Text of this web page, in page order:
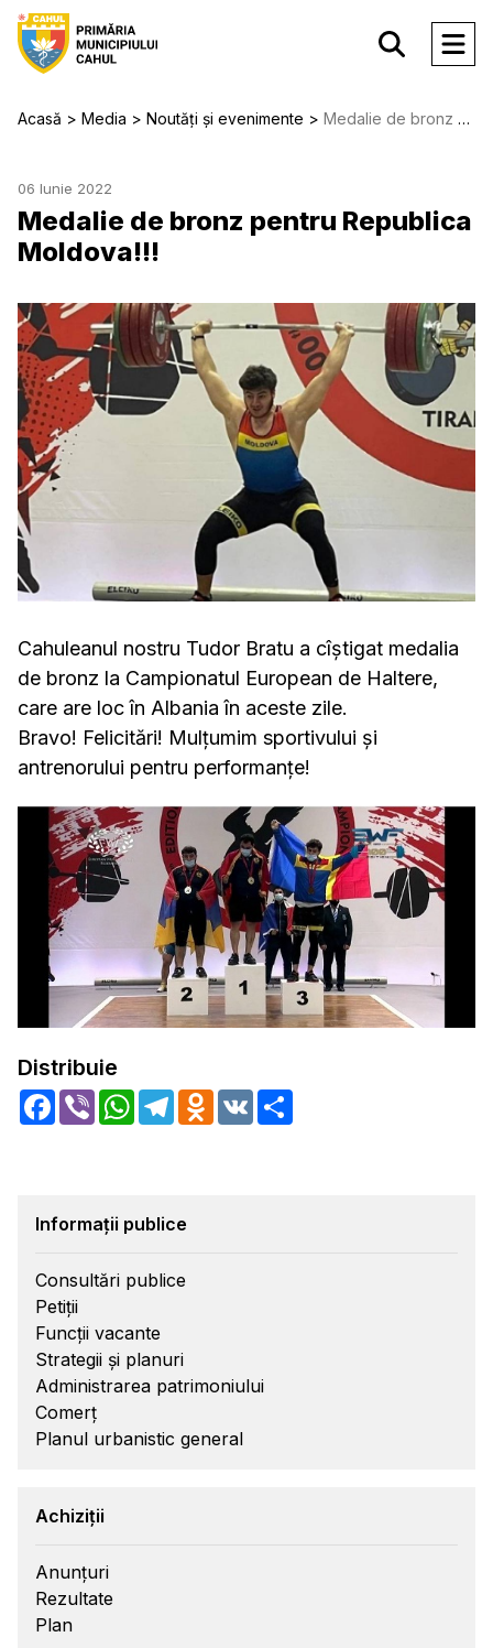
Acasă Media Noutăți și evenimente Medalie de bronz pentru Republica Moldova!!!
06 Iunie 2022
Medalie de bronz pentru Republica
Moldova!!!
Cahuleanul nostru Tudor Bratu a cîștigat medalia
de bronz la Campionatul European de Haltere,
care are loc în Albania în aceste zile.
Bravo! Felicitări! Mulțumim sportivului și
antrenorului pentru performanțe!
Distribuie
Facebook
Viber WhatsApp
TelegramOdnoklassniki
VK
Informații publice
Consultări publice
Petiții
Funcții vacante
Strategii și planuri
Administrarea patrimoniului
Comerț
Planul urbanistic general
Achiziții
Anunțuri
Rezultate
Plan